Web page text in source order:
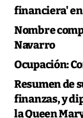
financiera'
Nombre
Navarro
Ocupación:
Resumen de
finanzas, y
la Queen